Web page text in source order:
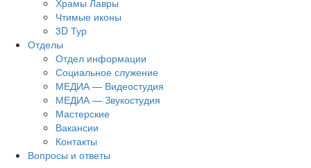
Храмы Лавры
Чтимые иконы
3D Тур
Отделы
Отдел информации
Социальное служение
МЕДИА — Видеостудия
МЕДИА — Звукостудия
Мастерские
Вакансии
Контакты
Вопросы и ответы